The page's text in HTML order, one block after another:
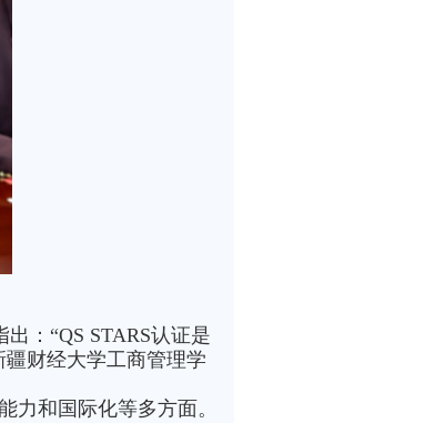
：“QS STARS认证是
财经大学工商管理学
力和国际化等多方面。